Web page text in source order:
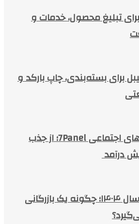
تبلیغ محصول، خدمات و
برای بسته‌بندی، چاپ بارکد و
خدمات شبکه‌های اجتماعی 7Panel؛ از جذب
درآمد
آراد برندینگ در سال ۱۴۰۴؛ چگونه یک بازرگانی